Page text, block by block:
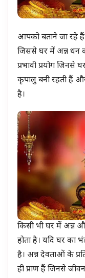
आपको बताने जा रहे
जिससे घर में अन्न धन
प्रभावी प्रयोग जिनसे
कृपालु बनी रहती हैं
है।
किसी भी घर में अन्न
होता है। यदि घर का
है। अन्न देवताओं के
ही प्राण हैं जिनसे